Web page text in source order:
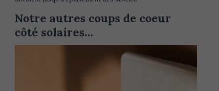
Notre autres coups de coeur
côté solaires…